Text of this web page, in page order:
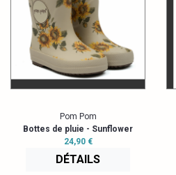
Pom Pom
Bottes de pluie - Sunflower
24,90 €
DÉTAILS